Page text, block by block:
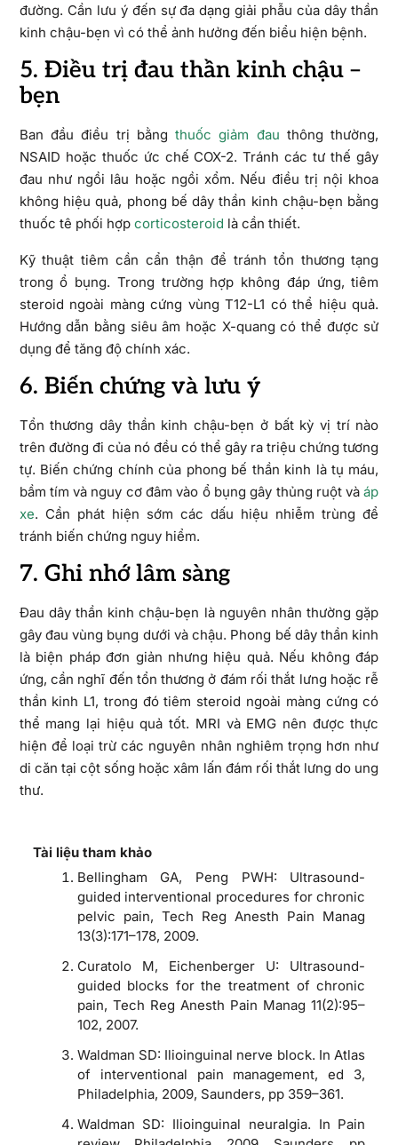
đường. Cần lưu ý đến sự đa dạng giải phẫu của dây thần
kinh chậu-bẹn vì có thể ảnh hưởng đến biểu hiện bệnh.
5. Điều trị đau thần kinh chậu –
bẹn
Ban đầu điều trị bằngthuốc giảm đau thông thường,
NSAID hoặc thuốc ức chế COX-2. Tránh các tư thế gây
đau như ngồi lâu hoặc ngồi xổm. Nếu điều trị nội khoa
không hiệu quả, phong bế dây thần kinh chậu-bẹn bằng
thuốc tê phối hợp corticosteroid là cần thiết.
Kỹ thuật tiêm cần cẩn thận để tránh tổn thương tạng
trong ổ bụng. Trong trường hợp không đáp ứng, tiêm
steroid ngoài màng cứng vùng T12-L1 có thể hiệu quả.
Hướng dẫn bằng siêu âm hoặc X-quang có thể được sử
dụng để tăng độ chính xác.
6. Biến chứng và lưu ý
Tổn thương dây thần kinh chậu-bẹn ở bất kỳ vị trí nào
trên đường đi của nó đều có thể gây ra triệu chứng tương
tự. Biến chứng chính của phong bế thần kinh là tụ máu,
bầm tím và nguy cơ đâm vào ổ bụng gây thủng ruột vàáp
xe. Cần phát hiện sớm các dấu hiệu nhiễm trùng để
tránh biến chứng nguy hiểm.
7. Ghi nhớ lâm sàng
Đau dây thần kinh chậu-bẹn là nguyên nhân thường gặp
gây đau vùng bụng dưới và chậu. Phong bế dây thần kinh
là biện pháp đơn giản nhưng hiệu quả. Nếu không đáp
ứng, cần nghĩ đến tổn thương ở đám rối thắt lưng hoặc rễ
thần kinh L1, trong đó tiêm steroid ngoài màng cứng có
thể mang lại hiệu quả tốt. MRI và EMG nên được thực
hiện để loại trừ các nguyên nhân nghiêm trọng hơn như
di căn tại cột sống hoặc xâm lấn đám rối thắt lưng do ung
thư.
Tài liệu tham khảo
Bellingham GA, Peng PWH: Ultrasound-
guided interventional procedures for chronic
pelvic pain, Tech Reg Anesth Pain Manag
13(3):171–178, 2009.
Curatolo M, Eichenberger U: Ultrasound-
guided blocks for the treatment of chronic
pain, Tech Reg Anesth Pain Manag 11(2):95–
102, 2007.
Waldman SD: Ilioinguinal nerve block. In Atlas
of interventional pain management, ed 3,
Philadelphia, 2009, Saunders, pp 359–361.
Waldman SD: Ilioinguinal neuralgia. In Pain